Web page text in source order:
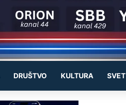
DRUŠTVO KULTURA SVET